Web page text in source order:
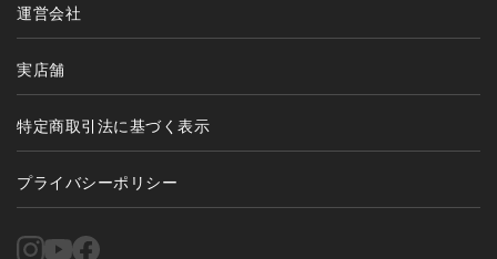
運営会社
実店舗
特定商取引法に基づく表示
プライバシーポリシー